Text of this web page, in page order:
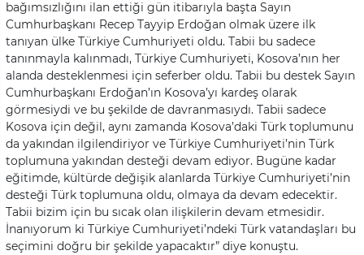
bağımsızlığını ilan ettiği gün itibarıyla başta Sayın
Cumhurbaşkanı Recep Tayyip Erdoğan olmak üzere ilk
tanıyan ülke Türkiye Cumhuriyeti oldu. Tabii bu sadece
tanınmayla kalınmadı, Türkiye Cumhuriyeti, Kosova’nın her
alanda desteklenmesi için seferber oldu. Tabii bu destek Sayın
Cumhurbaşkanı Erdoğan’ın Kosova’yı kardeş olarak
görmesiydi ve bu şekilde de davranmasıydı. Tabii sadece
Kosova için değil, aynı zamanda Kosova’daki Türk toplumunu
da yakından ilgilendiriyor ve Türkiye Cumhuriyeti’nin Türk
toplumuna yakından desteği devam ediyor. Bugüne kadar
eğitimde, kültürde değişik alanlarda Türkiye Cumhuriyeti’nin
desteği Türk toplumuna oldu, olmaya da devam edecektir.
Tabii bizim için bu sıcak olan ilişkilerin devam etmesidir.
İnanıyorum ki Türkiye Cumhuriyeti’ndeki Türk vatandaşları bu
seçimini doğru bir şekilde yapacaktır” diye konuştu.